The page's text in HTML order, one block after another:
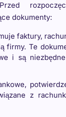
dokumenty:
faktury,
firmy. Te
i są
z